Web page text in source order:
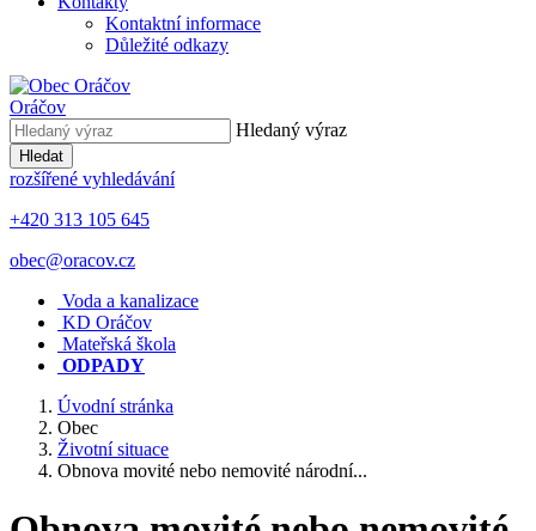
Kontaktní informace
Důležité odkazy
Oráčov
Hledaný výraz
Hledat
rozšířené vyhledávání
+420 313 105 645
obec@oracov.cz
Voda a kanalizace
KD Oráčov
Mateřská škola
ODPADY
Úvodní stránka
Obec
Životní situace
Obnova movité nebo nemovité národní...